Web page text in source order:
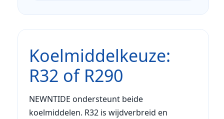
Koelmiddelkeuze:
R32 of R290
NEWNTIDE ondersteunt beide
koelmiddelen. R32 is wijdverbreid en